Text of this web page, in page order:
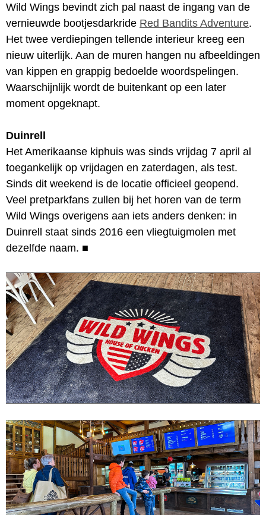
Wild Wings bevindt zich pal naast de ingang van de
vernieuwde bootjesdarkride Red Bandits Adventure.
Het twee verdiepingen tellende interieur kreeg een
nieuw uiterlijk. Aan de muren hangen nu afbeeldingen
van kippen en grappig bedoelde woordspelingen.
Waarschijnlijk wordt de buitenkant op een later
moment opgeknapt.
Duinrell
Het Amerikaanse kiphuis was sinds vrijdag 7 april al
toegankelijk op vrijdagen en zaterdagen, als test.
Sinds dit weekend is de locatie officieel geopend.
Veel pretparkfans zullen bij het horen van de term
Wild Wings overigens aan iets anders denken: in
Duinrell staat sinds 2016 een vliegtuigmolen met
dezelfde naam. ■